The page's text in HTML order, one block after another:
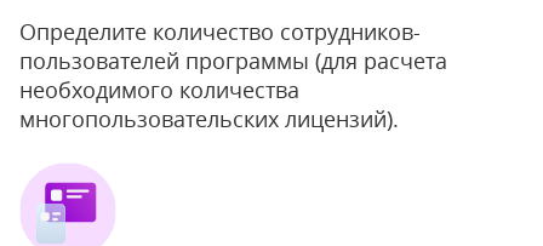
Определите количество сотрудников-
пользователей программы (для расчета
необходимого количества
многопользовательских лицензий).